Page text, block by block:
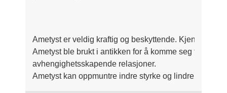
Ametyst er veldig kraftig og beskyttende. Kjent som
Ametyst ble brukt i antikken for å komme seg fra
avhengighetsskapende relasjoner.
Ametyst kan oppmuntre indre styrke og lindrer stress.